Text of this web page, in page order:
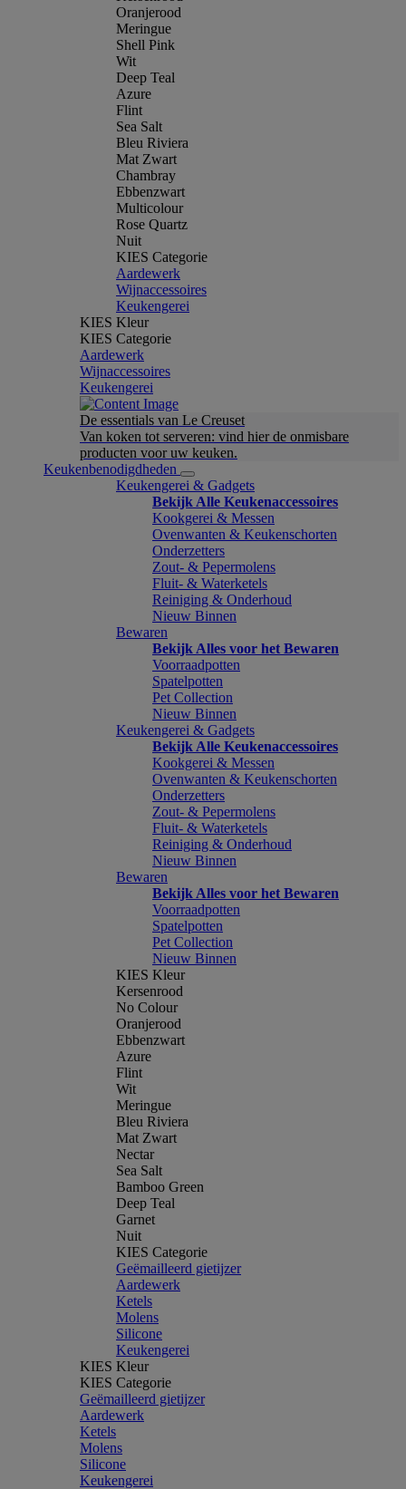
Oranjerood
Meringue
Shell Pink
Wit
Deep Teal
Azure
Flint
Sea Salt
Bleu Riviera
Mat Zwart
Chambray
Ebbenzwart
Multicolour
Rose Quartz
Nuit
KIES Categorie
Aardewerk
Wijnaccessoires
Keukengerei
KIES Kleur
KIES Categorie
Aardewerk
Wijnaccessoires
Keukengerei
De essentials van Le Creuset
Van koken tot serveren: vind hier de onmisbare
producten voor uw keuken.
Keukenbenodigdheden
Keukengerei & Gadgets
Bekijk Alle Keukenaccessoires
Kookgerei & Messen
Ovenwanten & Keukenschorten
Onderzetters
Zout- & Pepermolens
Fluit- & Waterketels
Reiniging & Onderhoud
Nieuw Binnen
Bewaren
Bekijk Alles voor het Bewaren
Voorraadpotten
Spatelpotten
Pet Collection
Nieuw Binnen
Keukengerei & Gadgets
Bekijk Alle Keukenaccessoires
Kookgerei & Messen
Ovenwanten & Keukenschorten
Onderzetters
Zout- & Pepermolens
Fluit- & Waterketels
Reiniging & Onderhoud
Nieuw Binnen
Bewaren
Bekijk Alles voor het Bewaren
Voorraadpotten
Spatelpotten
Pet Collection
Nieuw Binnen
KIES Kleur
Kersenrood
No Colour
Oranjerood
Ebbenzwart
Azure
Flint
Wit
Meringue
Bleu Riviera
Mat Zwart
Nectar
Sea Salt
Bamboo Green
Deep Teal
Garnet
Nuit
KIES Categorie
Geëmailleerd gietijzer
Aardewerk
Ketels
Molens
Silicone
Keukengerei
KIES Kleur
KIES Categorie
Geëmailleerd gietijzer
Aardewerk
Ketels
Molens
Silicone
Keukengerei